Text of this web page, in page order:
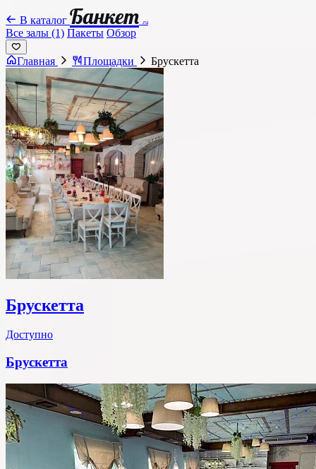
В каталог Банкет .ru
Все залы (1) Пакеты Обзор
Главная Площадки Брускетта
Брускетта
Доступно
Брускетта